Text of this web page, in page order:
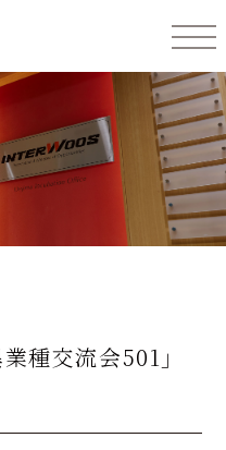
種交流会501」